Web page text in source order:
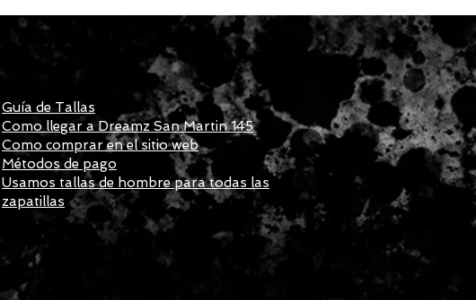
Guía de Tallas
Como llegar a Dreamz San Martin 145
Como comprar en el sitio web
Métodos de pago
Usamos tallas de hombre para todas las
zapatillas